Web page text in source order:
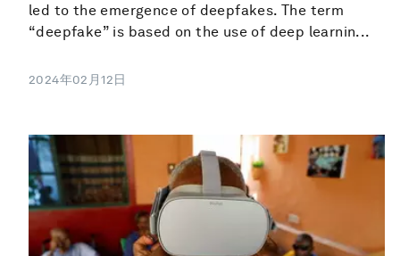
led to the emergence of deepfakes. The term
“deepfake” is based on the use of deep learnin...
2024年02月12日